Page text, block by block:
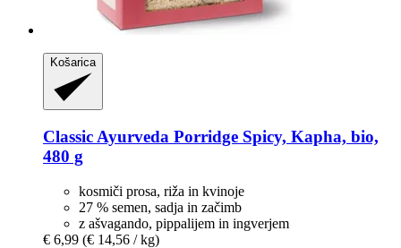
Košarica
Classic Ayurveda Porridge Spicy, Kapha, bio,
480 g
kosmiči prosa, riža in kvinoje
27 % semen, sadja in začimb
z ašvagando, pippalijem in ingverjem
€ 6,99 (€ 14,56 / kg)